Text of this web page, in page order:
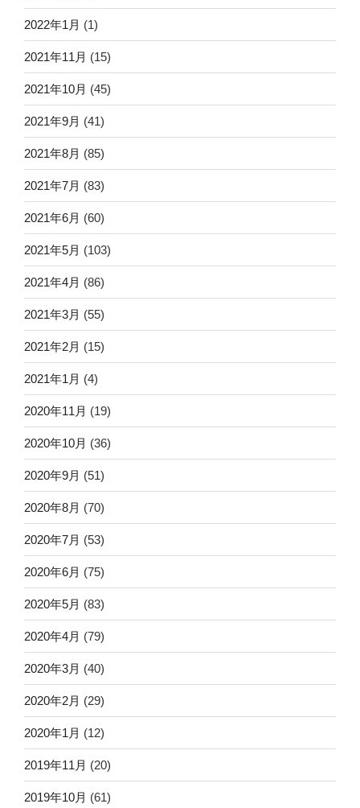
2022年1月 (1)
2021年11月 (15)
2021年10月 (45)
2021年9月 (41)
2021年8月 (85)
2021年7月 (83)
2021年6月 (60)
2021年5月 (103)
2021年4月 (86)
2021年3月 (55)
2021年2月 (15)
2021年1月 (4)
2020年11月 (19)
2020年10月 (36)
2020年9月 (51)
2020年8月 (70)
2020年7月 (53)
2020年6月 (75)
2020年5月 (83)
2020年4月 (79)
2020年3月 (40)
2020年2月 (29)
2020年1月 (12)
2019年11月 (20)
2019年10月 (61)